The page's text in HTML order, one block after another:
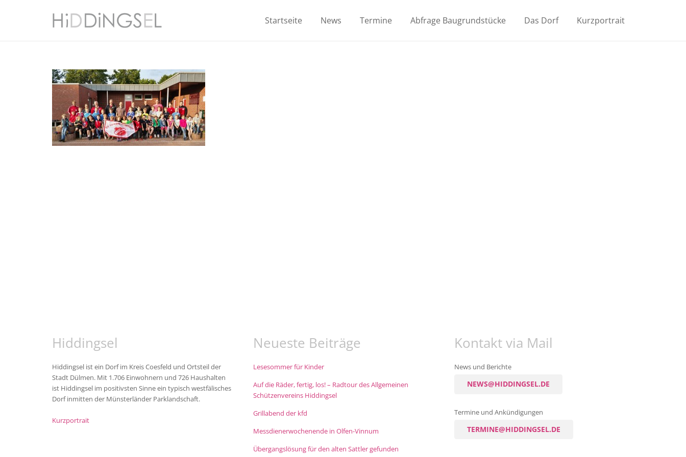
Startseite News Termine Abfrage Baugrundstücke Das Dorf Kurzportrait
Hiddingsel
Hiddingsel ist ein Dorf im Kreis Coesfeld und Ortsteil der
Stadt Dülmen. Mit 1.706 Einwohnern und 726 Haushalten
ist Hiddingsel im positivsten Sinne ein typisch westfälisches
Dorf inmitten der Münsterländer Parklandschaft.
Kurzportrait
Neueste Beiträge
Lesesommer für Kinder
Auf die Räder, fertig, los! – Radtour des Allgemeinen
Schützenvereins Hiddingsel
Grillabend der kfd
Messdienerwochenende in Olfen-Vinnum
Übergangslösung für den alten Sattler gefunden
Kontakt via Mail
News und Berichte
NEWS@HIDDINGSEL.DE
Termine und Ankündigungen
TERMINE@HIDDINGSEL.DE